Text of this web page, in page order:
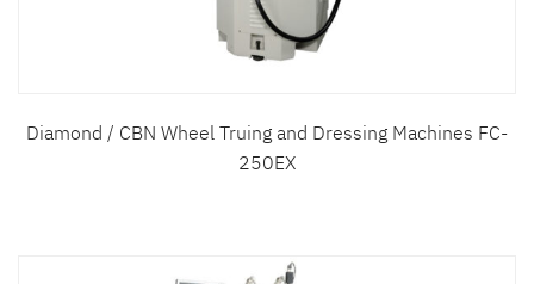
Diamond / CBN Wheel Truing and Dressing Machines FC-
250EX